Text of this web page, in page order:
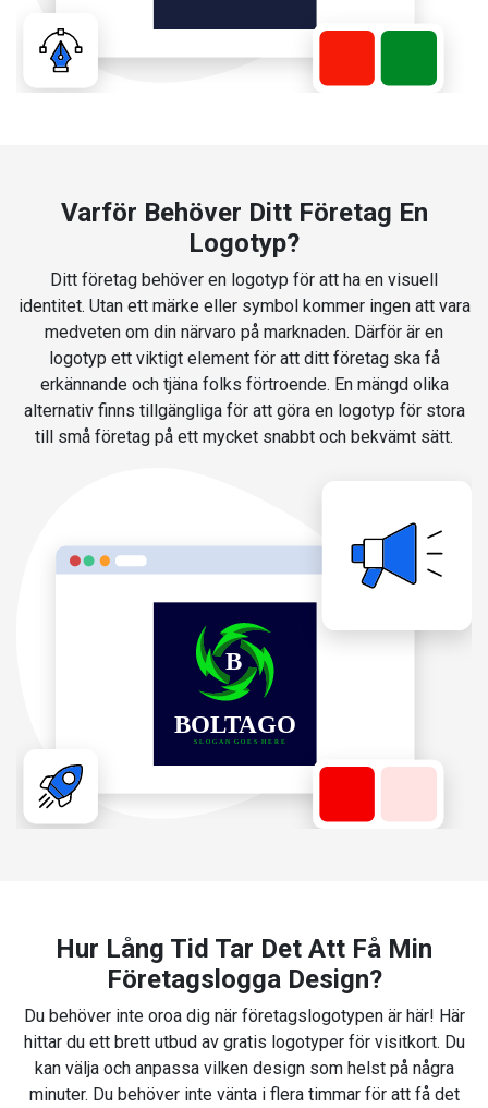
Varför Behöver Ditt Företag En
Logotyp?
Ditt företag behöver en logotyp för att ha en visuell
identitet. Utan ett märke eller symbol kommer ingen att vara
medveten om din närvaro på marknaden. Därför är en
logotyp ett viktigt element för att ditt företag ska få
erkännande och tjäna folks förtroende. En mängd olika
alternativ finns tillgängliga för att göra en logotyp för stora
till små företag på ett mycket snabbt och bekvämt sätt.
Hur Lång Tid Tar Det Att Få Min
Företagslogga Design?
Du behöver inte oroa dig när företagslogotypen är här! Här
hittar du ett brett utbud av gratis logotyper för visitkort. Du
kan välja och anpassa vilken design som helst på några
minuter. Du behöver inte vänta i flera timmar för att få det